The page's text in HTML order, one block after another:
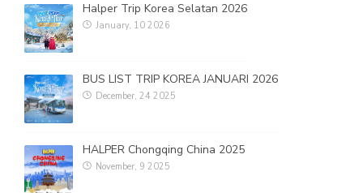
Halper Trip Korea Selatan 2026
January, 10 2026
BUS LIST TRIP KOREA JANUARI 2026
December, 24 2025
HALPER Chongqing China 2025
November, 9 2025